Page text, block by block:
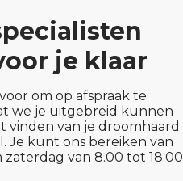
je klaar
om op afspraak te
we je uitgebreid kunnen
vinden van je droomhaard
Je kunt ons bereiken van
zaterdag van 8.00 tot 18.00